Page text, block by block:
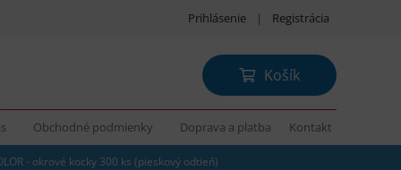
Prihlásenie | Registrácia
Košík
Obchodné podmienky Doprava a platba Kontakt
- okrové kocky 300 ks (pieskový odtieň)